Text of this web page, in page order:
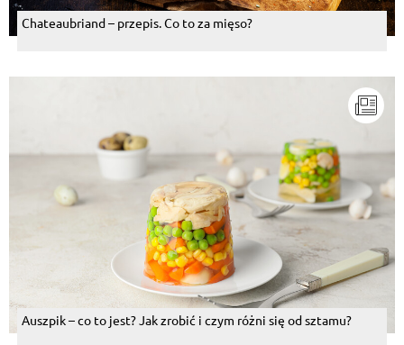
Chateaubriand – przepis. Co to za mięso?
Auszpik – co to jest? Jak zrobić i czym różni się od sztamu?